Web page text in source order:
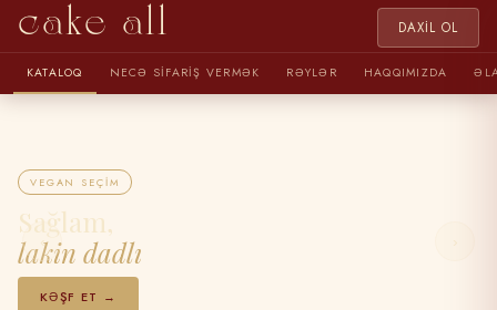
cake all DAXIL OL
KATALOQ NECƏ SIFARIŞ VERMƏK RƏYLƏR HAQQIMIZDA
VEGAN SEÇIM
Sağlam,
lakin dadlı
KƏŞF ET →
‹ ›